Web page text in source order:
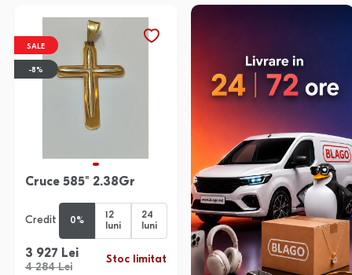
SALE
-8%
Cruce 585" 2.38Gr
Credit 0%
12
luni
24
luni
3 927 Lei
4 284 Lei
Stoc limitat